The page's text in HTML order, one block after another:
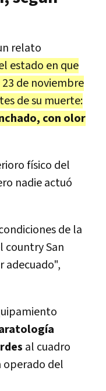
relato
estado en que
de noviembre
de su muerte:
con olor
físico del
nadie actuó
de la
country San
adecuado",
al cuadro
operado del